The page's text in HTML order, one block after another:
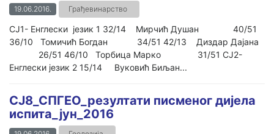
19.06.2016. Грађевинарство
СЈ1- Енглески језик 1 32/14 Мирчић Душан 40/51
36/10 Томичић Богдан 34/51 42/13 Диздар Дајана
26/51 46/10 Торбица Марко 31/51 СЈ2-
Енглески језик 2 15/14 Вуковић Биљан...
СЈ8_СПГЕО_резултати писменог дијела
испита_јун_2016